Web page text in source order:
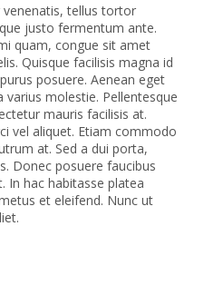
tellus tortor
justo fermentum ante.
quam, congue sit amet
Quisque facilisis magna id
posuere. Aenean eget
molestie. Pellentesque
mauris facilisis at.
vel aliquet. Etiam commodo
at. Sed a dui porta,
Donec posuere faucibus
In hac habitasse platea
et eleifend. Nunc ut